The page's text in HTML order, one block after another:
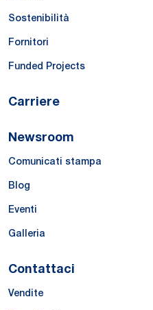
Sostenibilità
Fornitori
Funded Projects
Carriere
Newsroom
Comunicati stampa
Blog
Eventi
Galleria
Contattaci
Vendite